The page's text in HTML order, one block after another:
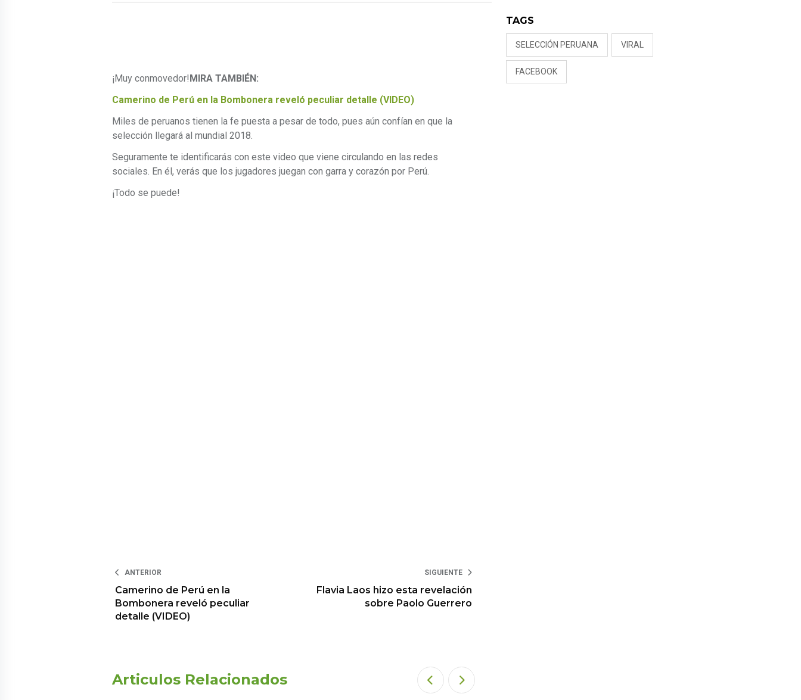
¡Muy conmovedor!MIRA TAMBIÉN:
Camerino de Perú en la Bombonera reveló peculiar detalle (VIDEO)
Miles de peruanos tienen la fe puesta a pesar de todo, pues aún confían en que la
selección llegará al mundial 2018.
Seguramente te identificarás con este video que viene circulando en las redes
sociales. En él, verás que los jugadores juegan con garra y corazón por Perú.
¡Todo se puede!
ANTERIOR
Camerino de Perú en la
Bombonera reveló peculiar
detalle (VIDEO)
SIGUIENTE
Flavia Laos hizo esta revelación
sobre Paolo Guerrero
Articulos Relacionados
TAGS
SELECCIÓN PERUANA VIRAL
FACEBOOK